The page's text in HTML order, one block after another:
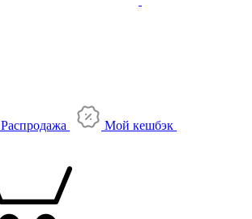
Распродажа Мой кешбэк